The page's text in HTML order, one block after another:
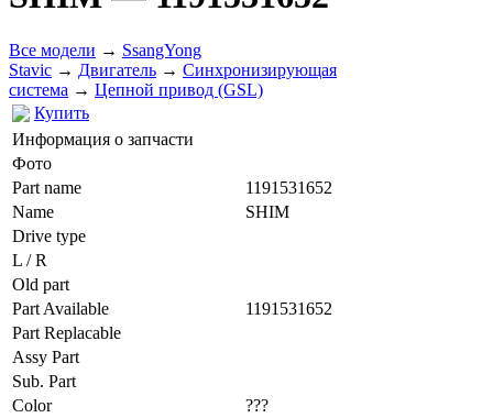
Все модели → SsangYong
Stavic → Двигатель → Cинхронизирующая
система → Цепной привод (GSL)
Купить
Информация о запчасти
Фото
Part name
1191531652
Name
SHIM
Drive type
L / R
Old part
Part Available
1191531652
Part Replacable
Assy Part
Sub. Part
Color
???